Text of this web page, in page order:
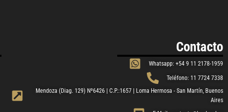
Contacto
Whatsapp: +54 9 11 2178-1959
Teléfono: 11 7724 7338
Mendoza (Diag. 129) Nº6426 | C.P.:1657 | Loma Hermosa - San Martín, Buenos
Aires​